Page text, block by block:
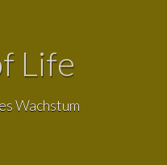
Life
Wachstum